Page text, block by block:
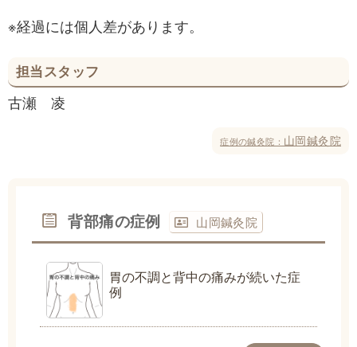
※経過には個人差があります。
担当スタッフ
古瀬 凌
症例の鍼灸院： 山岡鍼灸院
背部痛の症例 山岡鍼灸院
胃の不調と背中の痛みが続いた症
例